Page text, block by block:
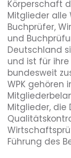
Körperschaft
Mitglieder
Buchprüfer,
und
Deutschland
und ist für ihre
bundesweit
WPK gehören
Mitglieder, die
Führung des